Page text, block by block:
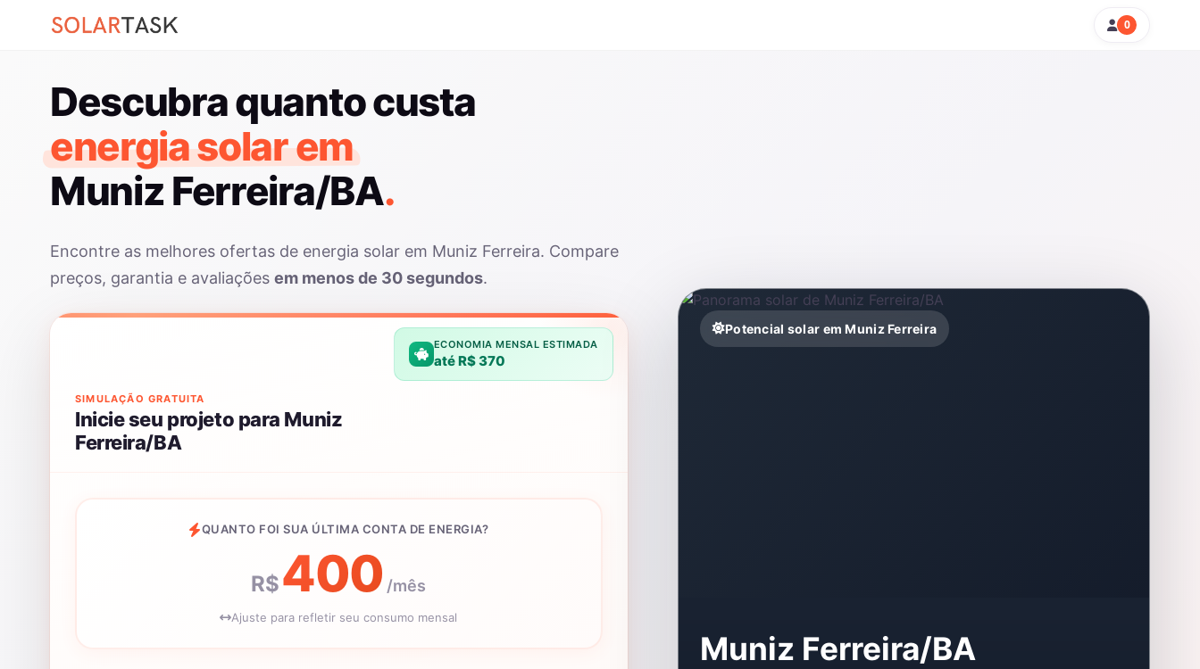
0
Descubra quanto custa
energia solar em
Muniz Ferreira/BA.
Encontre as melhores ofertas de energia solar em Muniz Ferreira. Compare
preços, garantia e avaliações em menos de 30 segundos.
ECONOMIA MENSAL ESTIMADA
até R$ 370
SIMULAÇÃO GRATUITA
Inicie seu projeto para Muniz
Ferreira/BA
QUANTO FOI SUA ÚLTIMA CONTA DE ENERGIA?
R$400 /mês
Ajuste para refletir seu consumo mensal
Potencial solar em Muniz Ferreira
Muniz Ferreira/BA